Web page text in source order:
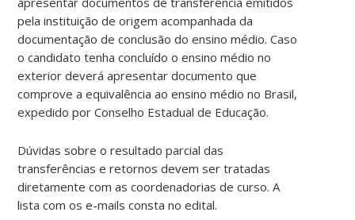
pela instituição de origem acompanhada da
documentação de conclusão do ensino médio. Caso
o candidato tenha concluído o ensino médio no
exterior deverá apresentar documento que
comprove a equivalência ao ensino médio no Brasil,
expedido por Conselho Estadual de Educação.
Dúvidas sobre o resultado parcial das
transferências e retornos devem ser tratadas
diretamente com as coordenadorias de curso. A
lista com os e-mails consta no edital.